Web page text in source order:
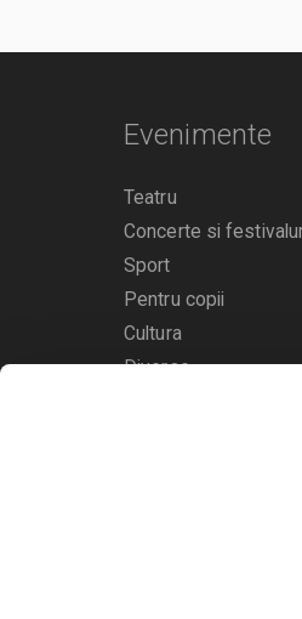
Evenimente
Teatru
Concerte si
Sport
Pentru copii
Cultura
Diverse
Calendarul